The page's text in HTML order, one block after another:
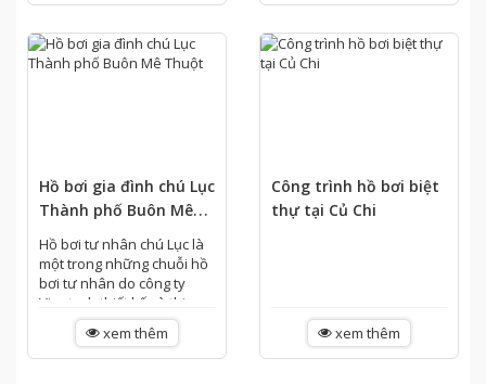
Hồ bơi gia đình chú Lục
Thành phố Buôn Mê
Thuột
Hồ bơi tư nhân chú Lục là
một trong những chuỗi hồ
bơi tư nhân do công ty
Vinatech thiết kế và thi
công trên TP. Buôn Mê
Thuột tỉnh ĐakLak. Hồ bơi
được thiết...
xem thêm
Công trình hồ bơi biệt
thự tại Củ Chi
xem thêm